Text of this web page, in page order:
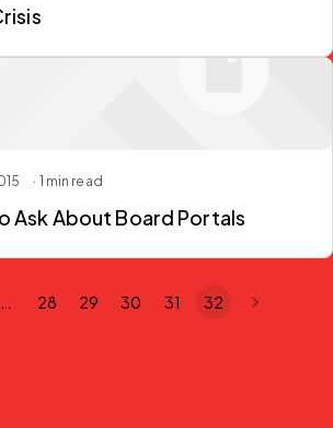
· 1 min read
Ask About Board Portals
28 29 30 31 32